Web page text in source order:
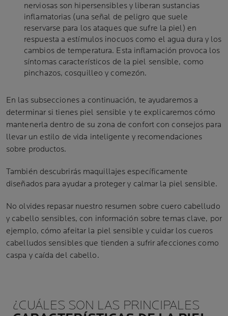
nerviosas son hipersensibles y liberan sustancias
inflamatorias (una señal de peligro que suele
reservarse para los ataques que sufre la piel) en
respuesta a estímulos inocuos como el agua dura y los
cambios de temperatura. Esta inflamación provoca los
síntomas característicos de la piel sensible, como
pinchazos, cosquilleo y comezón.
En las subsecciones a continuación, te ayudaremos a
determinar si tienes piel sensible y te explicaremos cómo
mantenerla dentro de su zona de confort con consejos para
llevar un estilo de vida inteligente y recomendaciones
sobre productos.
También descubrirás maquillajes específicamente
diseñados para ayudar a proteger y calmar la piel sensible.
No olvides repasar nuestro resumen sobre cuero cabelludo
y cabello sensibles, con información sobre temas clave, por
ejemplo, cómo afeitar la piel sensible y cuidar los cueros
cabelludos sensibles que tienden a sufrir afecciones como
caspa y caída del cabello.
¿CUÁLES SON LAS PRINCIPALES